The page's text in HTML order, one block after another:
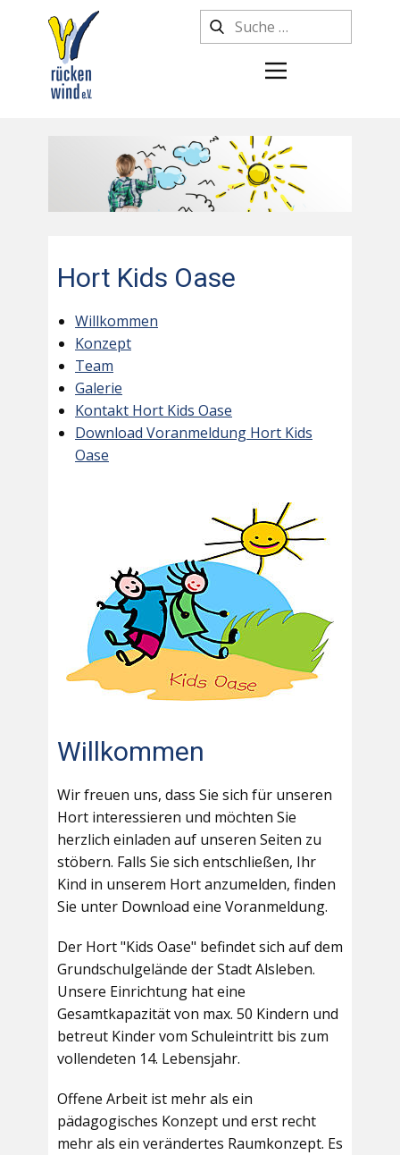
Hort Kids Oase
Willkommen
Konzept
Team
Galerie
Kontakt Hort Kids Oase
Download Voranmeldung Hort Kids
Oase
Willkommen
Wir freuen uns, dass Sie sich für unseren
Hort interessieren und möchten Sie
herzlich einladen auf unseren Seiten zu
stöbern. Falls Sie sich entschließen, Ihr
Kind in unserem Hort anzumelden, finden
Sie unter Download eine Voranmeldung.
Der Hort "Kids Oase" befindet sich auf dem
Grundschulgelände der Stadt Alsleben.
Unsere Einrichtung hat eine
Gesamtkapazität von max. 50 Kindern und
betreut Kinder vom Schuleintritt bis zum
vollendeten 14. Lebensjahr.
Offene Arbeit ist mehr als ein
pädagogisches Konzept und erst recht
mehr als ein verändertes Raumkonzept. Es